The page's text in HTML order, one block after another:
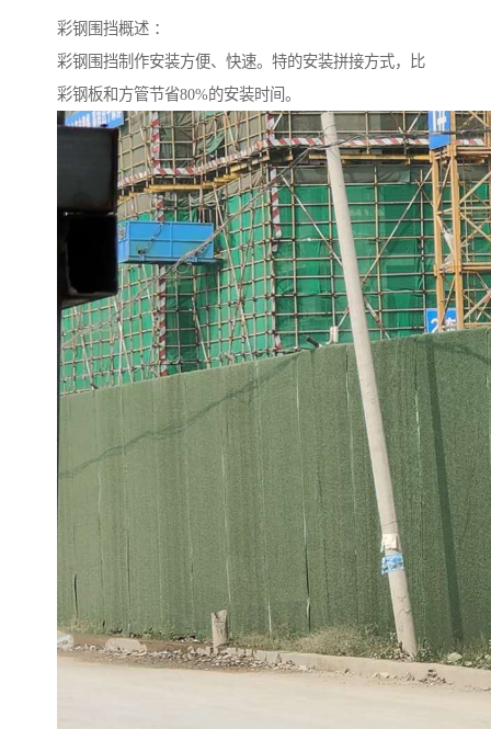
彩钢围挡概述 ：
彩钢围挡制作安装方便、快速。特的安装拼接方式，比
彩钢板和方管节省80%的安装时间。